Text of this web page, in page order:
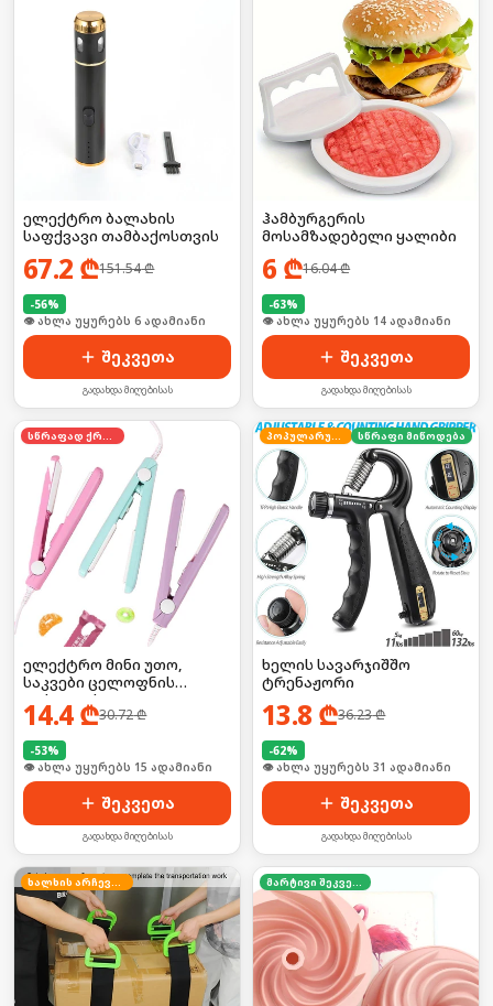
ელექტრო ბალახის
საფქვავი თამბაქოსთვის
67.2 ₾151.54₾
-56%
🛒 ბოლო 24სთ-ში იყიდა 9-მა
შეკვეთა
გადახდა მიღებისას
ჰამბურგერის
მოსამზადებელი ყალიბი
6 ₾16.04₾
-63%
🛒 ბოლო 24სთ-ში იყიდა 18-მა
შეკვეთა
გადახდა მიღებისას
სწრაფად ქრება
ელექტრო მინი უთო,
საკვები ცელოფნის
დასალუქი
14.4₾30.72₾
-53%
🛒 ბოლო 24სთ-ში იყიდა 26-მა
შეკვეთა
გადახდა მიღებისას
პოპულარული სწრაფი მიწოდება
ხელის სავარჯიშშო
ტრენაჟორი
13.8 ₾36.23₾
-62%
🛒 ბოლო 24სთ-ში იყიდა 41-მა
შეკვეთა
გადახდა მიღებისას
ხალხის არჩევანი მარტივი შეკვეთა